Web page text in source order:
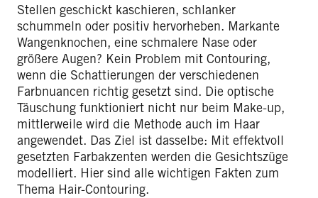
Stellen geschickt kaschieren, schlanker
schummeln oder positiv hervorheben. Markante
Wangenknochen, eine schmalere Nase oder
größere Augen? Kein Problem mit Contouring,
wenn die Schattierungen der verschiedenen
Farbnuancen richtig gesetzt sind. Die optische
Täuschung funktioniert nicht nur beim Make-up,
mittlerweile wird die Methode auch im Haar
angewendet. Das Ziel ist dasselbe: Mit effektvoll
gesetzten Farbakzenten werden die Gesichtszüge
modelliert. Hier sind alle wichtigen Fakten zum
Thema Hair-Contouring.